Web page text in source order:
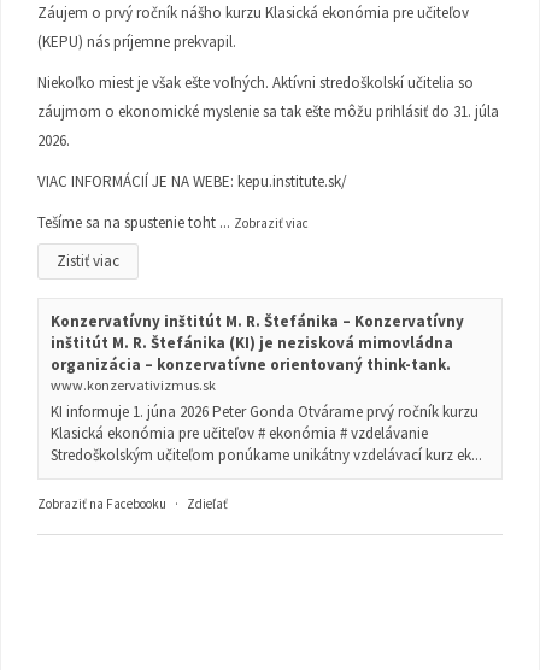
Záujem o prvý ročník nášho kurzu Klasická ekonómia pre učiteľov
(KEPU) nás príjemne prekvapil.
Niekoľko miest je však ešte voľných. Aktívni stredoškolskí učitelia so
záujmom o ekonomické myslenie sa tak ešte môžu prihlásiť do 31. júla
2026.
VIAC INFORMÁCIÍ JE NA WEBE: kepu.institute.sk/
Tešíme sa na spustenie toht ... Zobraziť viac
Zistiť viac
Konzervatívny inštitút M. R. Štefánika – Konzervatívny
inštitút M. R. Štefánika (KI) je nezisková mimovládna
organizácia – konzervatívne orientovaný think-tank.
www.konzervativizmus.sk
KI informuje 1. júna 2026 Peter Gonda Otvárame prvý ročník kurzu
Klasická ekonómia pre učiteľov # ekonómia # vzdelávanie
Stredoškolským učiteľom ponúkame unikátny vzdelávací kurz ek...
Zobraziť na Facebooku · Zdieľať